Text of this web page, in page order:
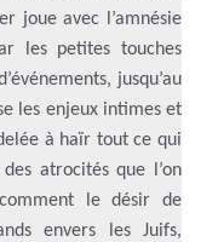
joue avec l’amnésie
les petites touches
jusqu’au
les enjeux intimes et
à haïr tout ce qui
atrocités que l’on
le désir de
envers les Juifs,